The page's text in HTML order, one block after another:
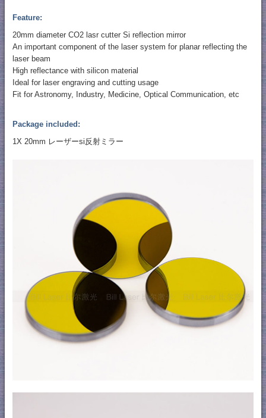
Feature:
20mm diameter CO2 lasr cutter Si reflection mirror
An important component of the laser system for planar reflecting the
laser beam
High reflectance with silicon material
Ideal for laser engraving and cutting usage
Fit for Astronomy, Industry, Medicine, Optical Communication, etc
Package included:
1X 20mm レーザーsi反射ミラー